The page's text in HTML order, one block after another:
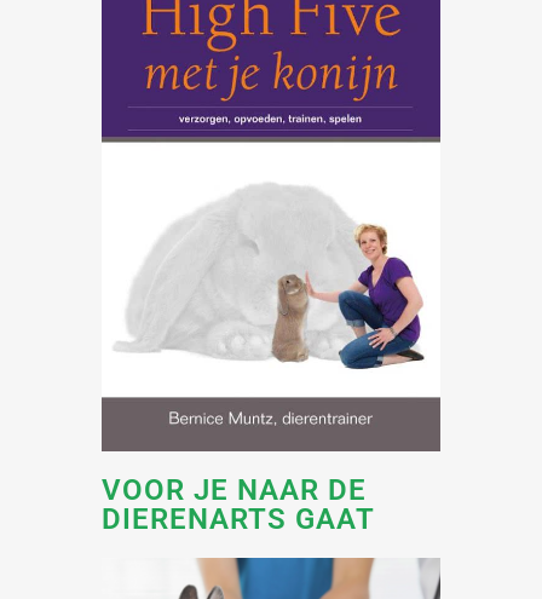
VOOR JE NAAR DE
DIERENARTS GAAT